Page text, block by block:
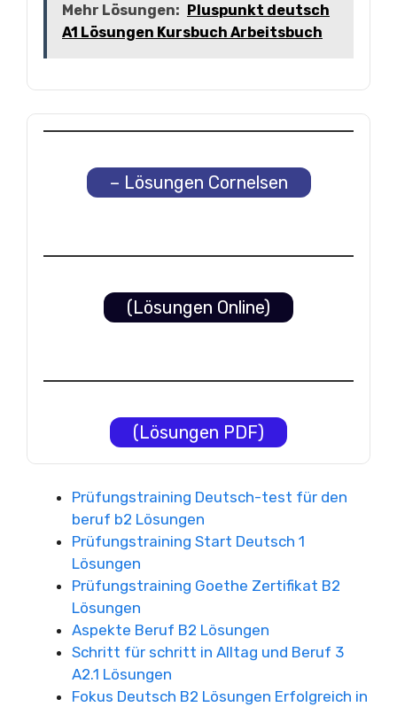
Mehr Lösungen: Pluspunkt deutsch
A1 Lösungen Kursbuch Arbeitsbuch
– Lösungen Cornelsen
(Lösungen Online)
(Lösungen PDF)
Prüfungstraining Deutsch-test für den
beruf b2 Lösungen
Prüfungstraining Start Deutsch 1
Lösungen
Prüfungstraining Goethe Zertifikat B2
Lösungen
Aspekte Beruf B2 Lösungen
Schritt für schritt in Alltag und Beruf 3
A2.1 Lösungen
Fokus Deutsch B2 Lösungen Erfolgreich in